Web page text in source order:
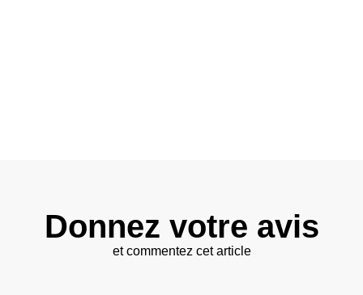
Donnez votre avis
et commentez cet article